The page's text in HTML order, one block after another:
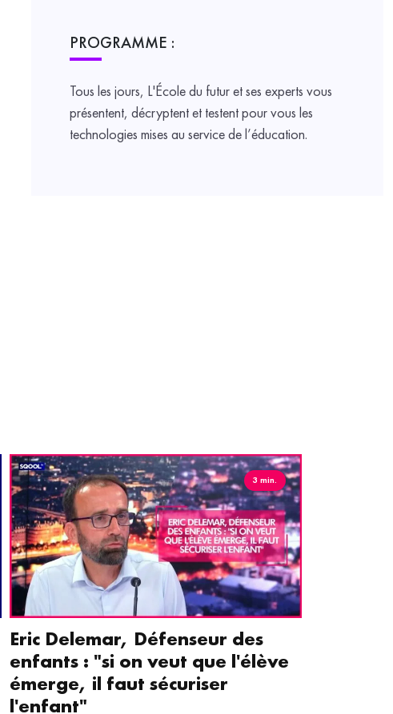
PROGRAMME :
Tous les jours, L'École du futur et ses experts vous
présentent, décryptent et testent pour vous les
technologies mises au service de l’éducation.
3 min.
Eric Delemar, Défenseur des
enfants : "si on veut que l'élève
émerge, il faut sécuriser
l'enfant"